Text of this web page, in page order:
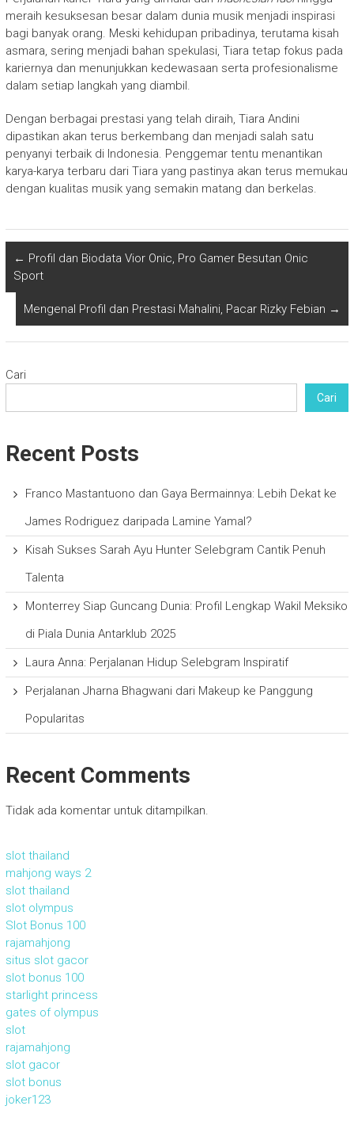
meraih kesuksesan besar dalam dunia musik menjadi inspirasi
bagi banyak orang. Meski kehidupan pribadinya, terutama kisah
asmara, sering menjadi bahan spekulasi, Tiara tetap fokus pada
kariernya dan menunjukkan kedewasaan serta profesionalisme
dalam setiap langkah yang diambil.
Dengan berbagai prestasi yang telah diraih, Tiara Andini
dipastikan akan terus berkembang dan menjadi salah satu
penyanyi terbaik di Indonesia. Penggemar tentu menantikan
karya-karya terbaru dari Tiara yang pastinya akan terus memukau
dengan kualitas musik yang semakin matang dan berkelas.
← Profil dan Biodata Vior Onic, Pro Gamer Besutan Onic
Sport
Mengenal Profil dan Prestasi Mahalini, Pacar Rizky Febian →
Cari
Cari
Recent Posts
Franco Mastantuono dan Gaya Bermainnya: Lebih Dekat ke
James Rodriguez daripada Lamine Yamal?
Kisah Sukses Sarah Ayu Hunter Selebgram Cantik Penuh
Talenta
Monterrey Siap Guncang Dunia: Profil Lengkap Wakil Meksiko
di Piala Dunia Antarklub 2025
Laura Anna: Perjalanan Hidup Selebgram Inspiratif
Perjalanan Jharna Bhagwani dari Makeup ke Panggung
Popularitas
Recent Comments
Tidak ada komentar untuk ditampilkan.
slot thailand
mahjong ways 2
slot thailand
slot olympus
Slot Bonus 100
rajamahjong
situs slot gacor
slot bonus 100
starlight princess
gates of olympus
slot
rajamahjong
slot gacor
slot bonus
joker123